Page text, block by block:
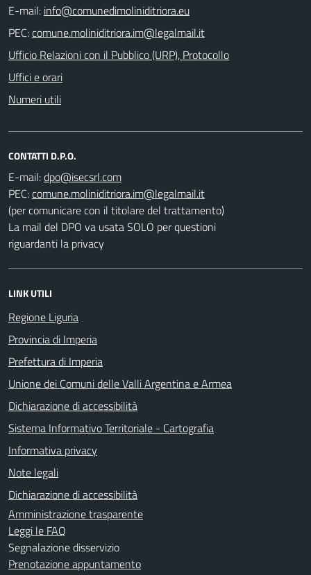
E-mail:
PEC:
Ufficio Relazioni con il Pubblico (URP), Protocollo
Uffici e orari
Numeri utili
CONTATTI D.P.O.
E-mail:
PEC:
(per comunicare con il titolare del trattamento)
La mail del DPO va usata SOLO per questioni
riguardanti la privacy
LINK UTILI
Regione Liguria
Provincia di Imperia
Prefettura di Imperia
Unione dei Comuni delle Valli Argentina e Armea
Dichiarazione di accessibilità
Sistema Informativo Territoriale - Cartografia
Informativa privacy
Note legali
Dichiarazione di accessibilità
Amministrazione trasparente
Leggi le FAQ
Segnalazione disservizio
Prenotazione appuntamento